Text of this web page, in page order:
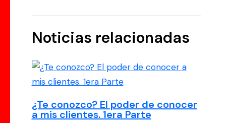
Noticias relacionadas
¿Te conozco? El poder de conocer
a mis clientes. 1era Parte